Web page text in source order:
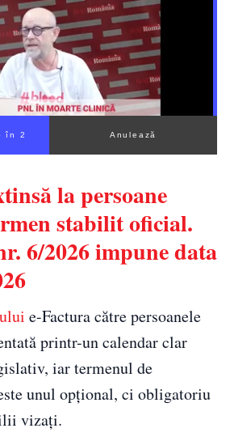
în 1 Anulează
la persoane
stabilit oficial.
6/2026 impune data
e-Factura către persoanele
printr-un calendar clar
iar termenul de
unul opțional, ci obligatoriu
vizați.